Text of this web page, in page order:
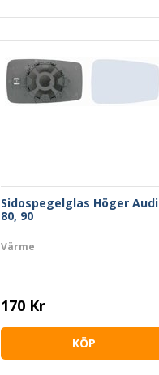
Sidospegelglas Höger Audi
80, 90
Värme
170 Kr
KÖP